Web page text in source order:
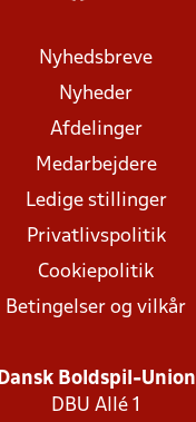
Nyhedsbreve
Nyheder
Afdelinger
Medarbejdere
Ledige stillinger
Privatlivspolitik
Cookiepolitik
Betingelser og vilkår
Dansk Boldspil-Union
DBU Allé 1